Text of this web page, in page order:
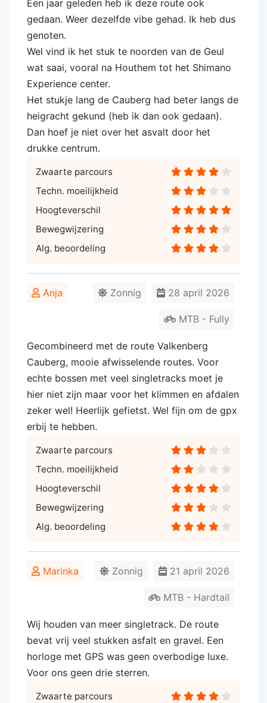
Een jaar geleden heb ik deze route ook
gedaan. Weer dezelfde vibe gehad. Ik heb dus
genoten.
Wel vind ik het stuk te noorden van de Geul
wat saai, vooral na Houthem tot het Shimano
Experience center.
Het stukje lang de Cauberg had beter langs de
heigracht gekund (heb ik dan ook gedaan).
Dan hoef je niet over het asvalt door het
drukke centrum.
Zwaarte parcours
Techn. moeilijkheid
Hoogteverschil
Bewegwijzering
Alg. beoordeling
Anja 28 april 2026
Zonnig
MTB - Fully
Gecombineerd met de route Valkenberg
Cauberg, mooie afwisselende routes. Voor
echte bossen met veel singletracks moet je
hier niet zijn maar voor het klimmen en afdalen
zeker wel! Heerlijk gefietst. Wel fijn om de gpx
erbij te hebben.
Zwaarte parcours
Techn. moeilijkheid
Hoogteverschil
Bewegwijzering
Alg. beoordeling
Marinka 21 april 2026
Zonnig
MTB - Hardtail
Wij houden van meer singletrack. De route
bevat vrij veel stukken asfalt en gravel. Een
horloge met GPS was geen overbodige luxe.
Voor ons geen drie sterren.
Zwaarte parcours